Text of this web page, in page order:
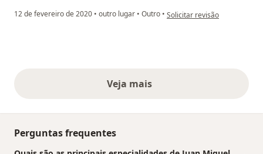
12 de fevereiro de 2020 • outro lugar • Outro • na opinião do utilizador
Solicitar revisão
Veja maisopiniões acima
Perguntas frequentes